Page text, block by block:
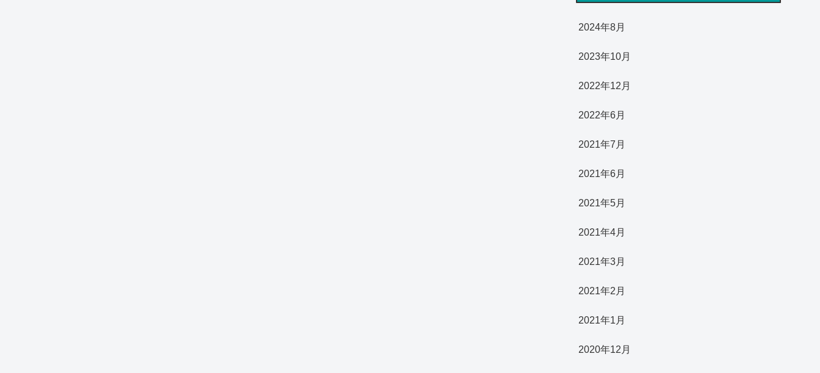
2024年8月
2023年10月
2022年12月
2022年6月
2021年7月
2021年6月
2021年5月
2021年4月
2021年3月
2021年2月
2021年1月
2020年12月